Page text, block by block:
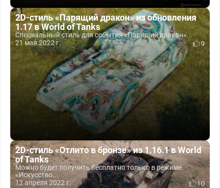
2D-стиль «Парящий дракон» из обновления
1.17 в World of Tanks
Специальный стиль для события «Парящий дракон»...
21 мая 2022 г.
9
2D-стиль «Отлито в бронзе» из 1.16.1 в World
of Tanks
Можно будет получить бесплатно только в режиме
«Искусство...
12 апреля 2022 г.
10